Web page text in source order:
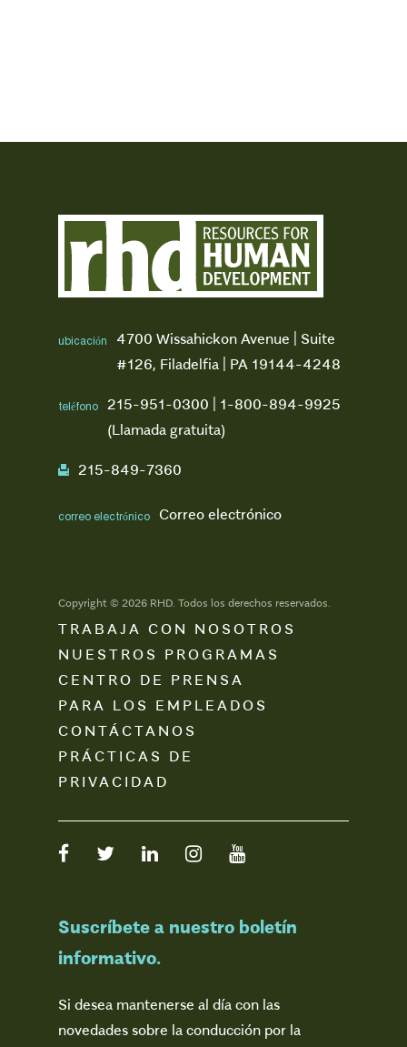
ubicación
4700 Wissahickon Avenue | Suite
#126, Filadelfia | PA 19144-4248
teléfono
215-951-0300 | 1-800-894-9925
(Llamada gratuita)
fax 215-849-7360
correo electrónico Correo electrónico
Copyright © 2026 RHD. Todos los derechos reservados.
TRABAJA CON NOSOTROS
NUESTROS PROGRAMAS
CENTRO DE PRENSA
PARA LOS EMPLEADOS
CONTÁCTANOS
PRÁCTICAS DE
PRIVACIDAD
Suscríbete a nuestro boletín
informativo.
Si desea mantenerse al día con las
novedades sobre la conducción por la